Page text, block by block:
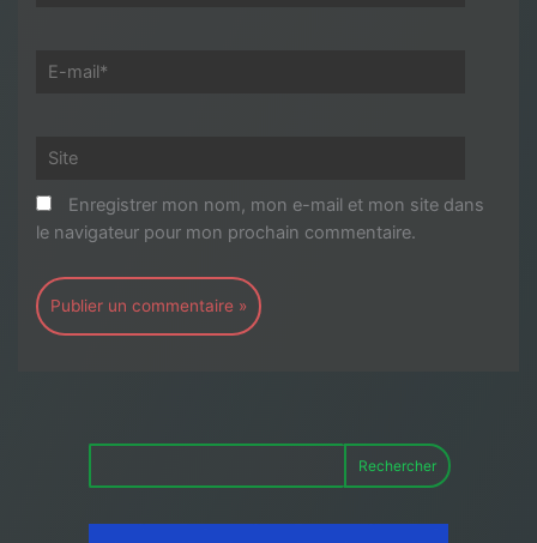
E-
Site
Enregistrer mon nom, mon e-mail et mon site dans
le navigateur pour mon prochain commentaire.
Rechercher